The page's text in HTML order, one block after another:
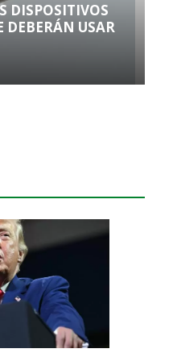
DISPOSITIVOS
DEBERÁN USAR